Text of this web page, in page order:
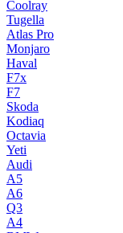
Coolray
Tugella
Atlas Pro
Monjaro
Haval
F7x
F7
Skoda
Kodiaq
Octavia
Yeti
Audi
A5
A6
Q3
A4